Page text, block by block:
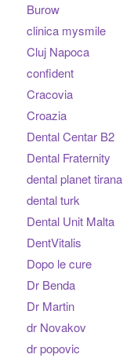
Burow
clinica mysmile
Cluj Napoca
confident
Cracovia
Croazia
Dental Centar B2
Dental Fraternity
dental planet tirana
dental turk
Dental Unit Malta
DentVitalis
Dopo le cure
Dr Benda
Dr Martin
dr Novakov
dr popovic